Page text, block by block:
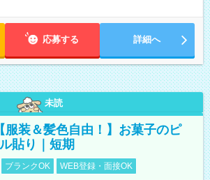
応募する 詳細へ
未読
服装＆髪色自由！】お菓子のピ
貼り｜短期
ブランクOK WEB登録・面接OK